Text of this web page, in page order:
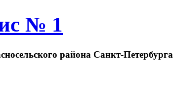
№ 1
района Санкт-Петербурга